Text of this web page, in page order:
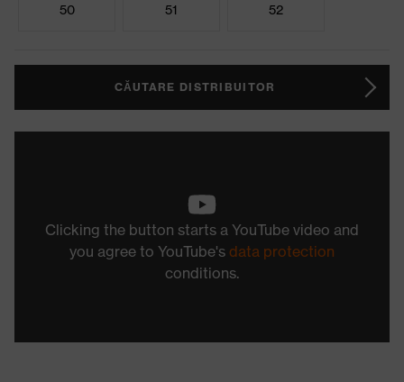
50 51 52
CĂUTARE DISTRIBUITOR
Clicking the button starts a YouTube video and
you agree to YouTube's data protection
conditions.